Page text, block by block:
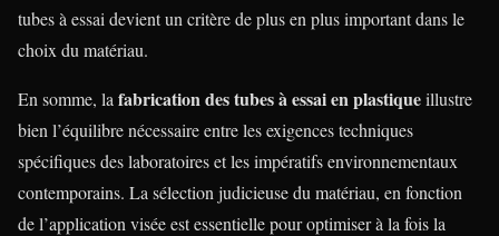
tubes à essai devient un critère de plus en plus important dans le
choix du matériau.
En somme, la fabrication des tubes à essai en plastiqueillustre
bien l’équilibre nécessaire entre les exigences techniques
spécifiques des laboratoires et les impératifs environnementaux
contemporains. La sélection judicieuse du matériau, en fonction
de l’application visée est essentielle pour optimiser à la fois la